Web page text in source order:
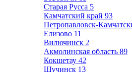
Старая Русса 5
Камчатский край 93
Петропавловск-
Елизово 11
Вилючинск 2
Акмолинская область 89
Кокшетау 42
Щучинск 13